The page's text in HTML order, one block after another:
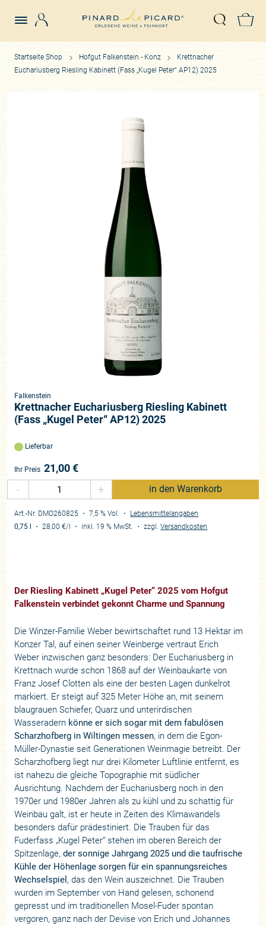
Suche
Startseite Shop Hofgut Falkenstein - Konz
Krettnacher
Euchariusberg Riesling Kabinett (Fass „Kugel Peter“ AP12) 2025
Falkenstein
Krettnacher Euchariusberg Riesling Kabinett
(Fass „Kugel Peter“ AP12) 2025
Lieferbar
Ihr Preis 21,00€
-
+ in den Warenkorb
Art.-Nr. DMO260825 ・ 7,5 % Vol. ・ Lebensmittelangaben
0,75 l
・28,00 €/l ・ inkl. 19 % MwSt. ・zzgl.Versandkosten
Der Riesling Kabinett „Kugel Peter“ 2025 vom Hofgut
Falkenstein verbindet gekonnt Charme und Spannung
Die Winzer-Familie Weber bewirtschaftet rund 13 Hektar im
Konzer Tal, auf einen seiner Weinberge vertraut Erich
Weber inzwischen ganz besonders: Der Euchariusberg in
Krettnach wurde schon 1868 auf der Weinbaukarte von
Franz Josef Clotten als eine der besten Lagen dunkelrot
markiert. Er steigt auf 325 Meter Höhe an, mit seinem
blaugrauen Schiefer, Quarz und unterirdischen
Wasseradern könne er sich sogar mit dem fabulösen
Scharzhofberg in Wiltingen messen, in dem die Egon-
Müller-Dynastie seit Generationen Weinmagie betreibt. Der
Scharzhofberg liegt nur drei Kilometer Luftlinie entfernt, es
ist nahezu die gleiche Topographie mit südlicher
Ausrichtung. Nachdem der Euchariusberg noch in den
1970er und 1980er Jahren als zu kühl und zu schattig für
Weinbau galt, ist er heute in Zeiten des Klimawandels
besonders dafür prädestiniert. Die Trauben für das
Fuderfass „Kugel Peter“ stehen im oberen Bereich der
Spitzenlage,der sonnige Jahrgang 2025 und die taufrische
Kühle der Höhenlage sorgen für ein spannungsreiches
Wechselspiel , das den Wein auszeichnet. Die Trauben
wurden im September von Hand gelesen, schonend
gepresst und im traditionellen Mosel-Fuder spontan
vergoren, ganz nach der Devise von Erich und Johannes